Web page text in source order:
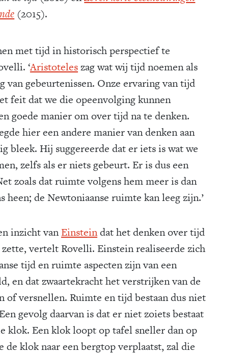
(2015).
met tijd in historisch perspectief te
‘Aristoteleszag wat wij tijd noemen als
van gebeurtenissen. Onze ervaring van tijd
feit dat we die opeenvolging kunnen
goede manier om over tijd na te denken.
hier een andere manier van denken aan
bleek. Hij suggereerde dat er iets is wat we
zelfs als er niets gebeurt. Er is dus een
zoals dat ruimte volgens hem meer is dan
heen; de Newtoniaanse ruimte kan leeg zijn.’
inzicht van Einsteindat het denken over tijd
vertelt Rovelli. Einstein realiseerde zich
tijd en ruimte aspecten zijn van een
en dat zwaartekracht het verstrijken van de
of versnellen. Ruimte en tijd bestaan dus niet
gevolg daarvan is dat er niet zoiets bestaat
klok. Een klok loopt op tafel sneller dan op
de klok naar een bergtop verplaatst, zal die